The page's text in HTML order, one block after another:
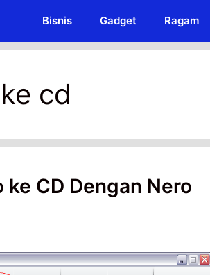
Bisnis Gadget Ragam
cd
CD Dengan Nero